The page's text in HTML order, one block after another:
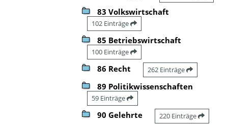
83 Volkswirtschaft
102 Einträge
85 Betriebswirtschaft
100 Einträge
86 Recht 262 Einträge
89 Politikwissenschaften
59 Einträge
90 Gelehrte 220 Einträge